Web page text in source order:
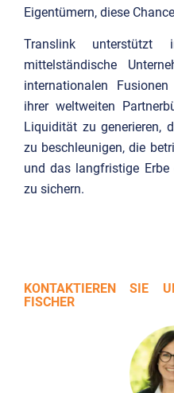
Eigentümern, diese
Translink unterstützt
mittelständische
internationalen
ihrer weltweiten
Liquidität zu generieren,
zu beschleunigen, die
und das langfristige Erbe
zu sichern.
KONTAKTIEREN SIE
FISCHER